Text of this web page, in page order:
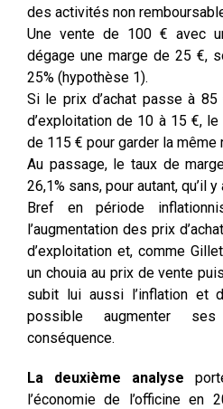
des activités non
Une vente de 100 € avec
dégage une marge de 25 €,
25% (hypothèse 1).
Si le prix d’achat passe à
d’exploitation de 10 à 15 €,
de 115 € pour garder la
Au passage, le taux de
26,1% sans, pour autant, qu’il
Bref en période
l’augmentation des prix
d’exploitation et, comme
un chouia au prix de vente
subit lui aussi l’inflation et
possible augmenter
conséquence.
La deuxième analyse
l’économie de l’officine en